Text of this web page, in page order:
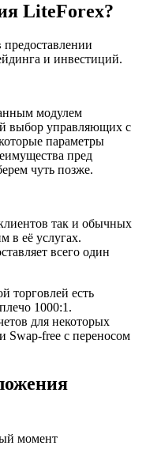
LiteForex?
и инвестиций.
модулем
выбор управляющих с
параметры
пред
чуть позже.
так и обычных
в её услугах.
всего один
торговлей есть
1000:1.
для некоторых
Swap-free с переносом
момент